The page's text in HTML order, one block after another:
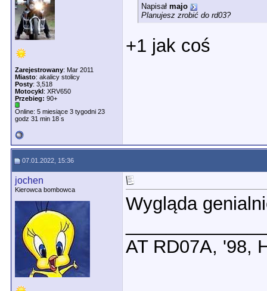
Zarejestrowany: Mar 2011
Miasto: akalicy stolicy
Posty: 3,518
Motocykl: XRV650
Przebieg: 90+
Online: 5 miesiące 3 tygodni 23
godz 31 min 18 s
Napisał majo
Planujesz zrobić do rd03?
+1 jak coś
07.01.2022, 15:36
jochen
Kierowca bombowca
Wygląda
AT RD07A, '98,